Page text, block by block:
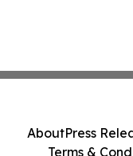
AboutPress
Terms &